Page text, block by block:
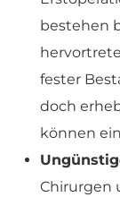
bestehen
fester
doch
können
Chirurgen